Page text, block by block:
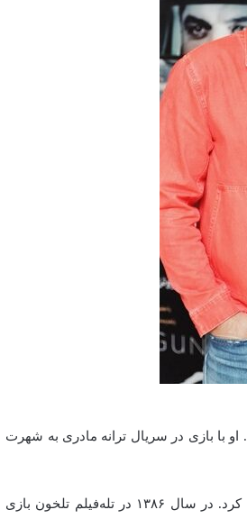
ایران است. او با بازی در سریال ترانه مادری به شهرت
وی از سن ۱۹ سالگی در کلاس‌های آموزش بازیگری کانون سینماگران جوان شرکت کرد. در سال ۱۳۸۶ در تله‌فیلم تلخون بازی